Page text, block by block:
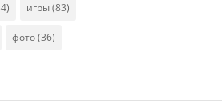
игры(83)
фото(36)